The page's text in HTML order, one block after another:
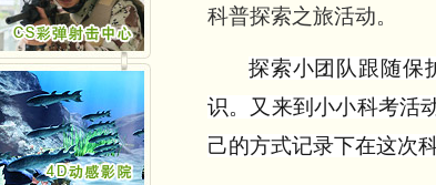
科普探索之旅活动。
探索小团队跟随保
识。 又来到小小科考活
己的方式记录下在这次